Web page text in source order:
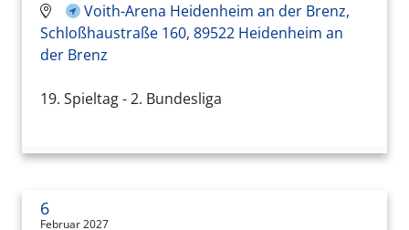
Voith-Arena Heidenheim an der Brenz,
Schloßhaustraße 160, 89522 Heidenheim an
der Brenz
19. Spieltag - 2. Bundesliga
6
Februar 2027